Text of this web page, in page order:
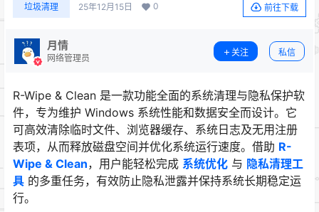
垃圾清理 25年12月15日 0 前往下载
月情
网络管理员
关注 私信
R-Wipe & Clean 是一款功能全面的系统清理与隐私保护软
件，专为维护 Windows 系统性能和数据安全而设计。它
可高效清除临时文件、浏览器缓存、系统日志及无用注册
表项，从而释放磁盘空间并优化系统运行速度。借助 R-
Wipe & Clean，用户能轻松完成 系统优化 与 隐私清理工
具 的多重任务，有效防止隐私泄露并保持系统长期稳定运
行。